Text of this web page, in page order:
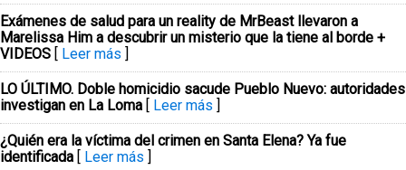
Exámenes de salud para un reality de MrBeast llevaron a
Marelissa Him a descubrir un misterio que la tiene al borde +
VIDEOS [ Leer más ]
LO ÚLTIMO. Doble homicidio sacude Pueblo Nuevo: autoridades
investigan en La Loma [ Leer más ]
¿Quién era la víctima del crimen en Santa Elena? Ya fue
identificada [ Leer más ]